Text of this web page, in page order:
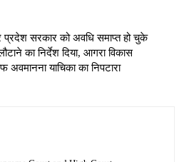
प्रदेश सरकार को अवधि समाप्त हो चुके
का निर्देश दिया, आगरा विकास
अवमानना याचिका का निपटारा